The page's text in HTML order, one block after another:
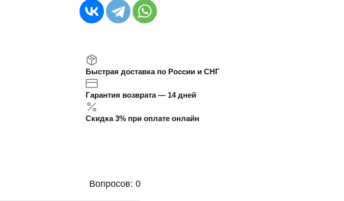
Быстрая доставка по России и СНГ
Гарантия возврата — 14 дней
Скидка 3% при оплате онлайн
Вопросов: 0